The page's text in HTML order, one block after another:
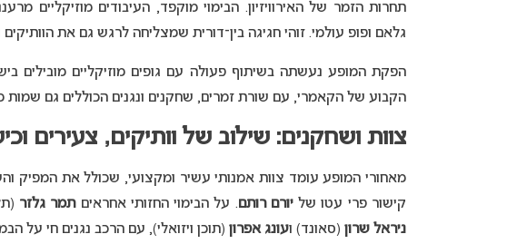
תחרות הזמר של האירוויזיון. הבימוי מוקפד, העיבודים מוזיקליים
גלאם ופופ עולמי. זוהי חגיגה בין־דורית שמצליחה לרגש גם את
הפקת המופע נעשתה בשיתוף פעולה עם גופים מוזיקליים מובילים
הקבוע של הקאמרי, עם שורת זמרים, שחקנים ונגנים הכוללים גם שמות
צוות ושחקנים: שילוב של וותיקים, צעירים
מאחורי המופע עומד צוות אמנותי עשיר ומקצועי, שכולל את המפיק
קישור פרי עטו שליורם רותם. על הבימוי החזותי אחראיםתמר גלזר
ניראל שרון (סאונד) ועונג אפרון (תוכן ויזואלי), עם הרכב נגנים חי על